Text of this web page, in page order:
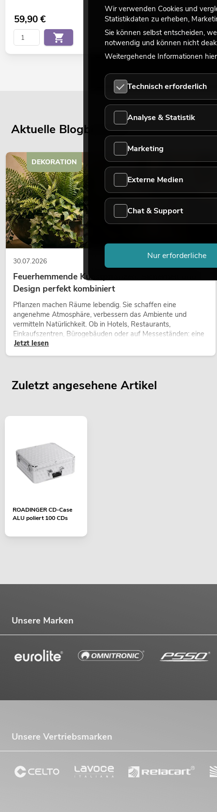
59,90€ 59,90€
Aktuelle Blogbeiträge
30.07.2026
Feuerhemmende Kunstpflanzen: Sicherheit und
Design perfekt kombiniert
Pflanzen machen Räume lebendig. Sie schaffen eine
angenehme Atmosphäre, verbessern das Ambiente und
vermitteln Natürlichkeit. Ob in Hotels, Restaurants,
Einkaufszentren, Bürogebäuden oder auf Messeständen: eine
hochwertige Begrünung gehört heute längst zum modernen
Raumkonzept.
Jetzt lesen
DEKORATION
Zuletzt angesehene Artikel
ROADINGER CD-Case
ALU poliert 100 CDs
Unsere Marken
Unsere Vertriebsmarken
Wir verwenden Cookies und
Statistikdaten zu erheben,
Sie können selbst entscheiden,
notwendig und können nicht
Weitergehende Informationen
Technisch erforderlich
Analyse & Statistik
Marketing
Externe Medien
Chat & Support
Nur erforderliche